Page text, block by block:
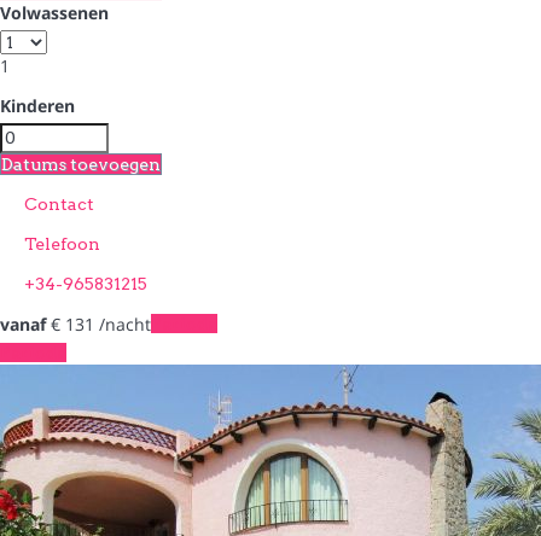
Volwassenen
1
Kinderen
Datums toevoegen
Contact
Telefoon
+34-965831215
vanaf€ 131 /nacht